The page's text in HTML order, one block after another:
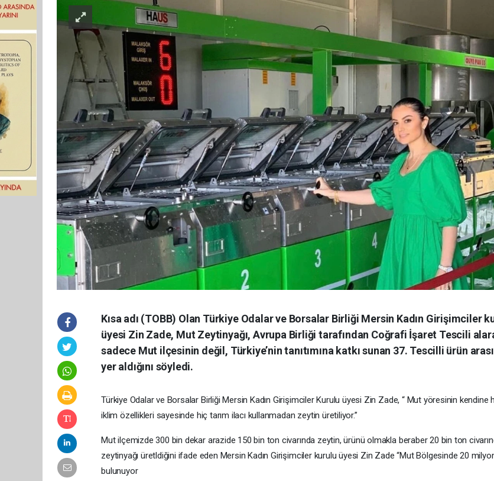
Kısa adı (TOBB) Olan Türkiye Odalar ve Borsalar Birliği Mersin Kadın Girişimciler
üyesi Zin Zade, Mut Zeytinyağı, Avrupa Birliği tarafından Coğrafi İşaret Tescili
sadece Mut ilçesinin değil, Türkiye’nin tanıtımına katkı sunan 37. Tescilli ürün
yer aldığını söyledi.
Türkiye Odalar ve Borsalar Birliği Mersin Kadın Girişimciler Kurulu üyesi Zin Zade, “ Mut yöresinin kendine
iklim özellikleri sayesinde hiç tarım ilacı kullanmadan zeytin üretiliyor.”
Mut ilçemizde 300 bin dekar arazide 150 bin ton civarında zeytin, ürünü olmakla beraber 20 bin ton
zeytinyağı üretldiğini ifade eden Mersin Kadın Girişimciler kurulu üyesi Zin Zade “Mut Bölgesinde 20
bulunuyor